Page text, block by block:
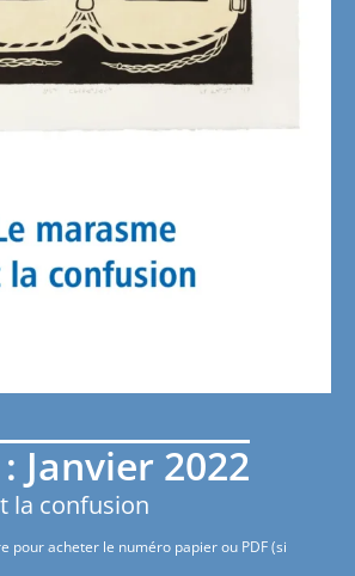
Janvier 2022
la confusion
pour acheter le numéro papier ou PDF (si